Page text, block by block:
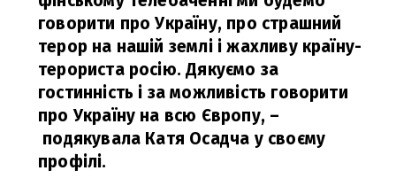
говорити про Україну, про страшний
терор на нашій землі і жахливу країну-
терориста росію. Дякуємо за
гостинність і за можливість говорити
про Україну на всю Європу, –
подякувала Катя Осадча у своєму
профілі.